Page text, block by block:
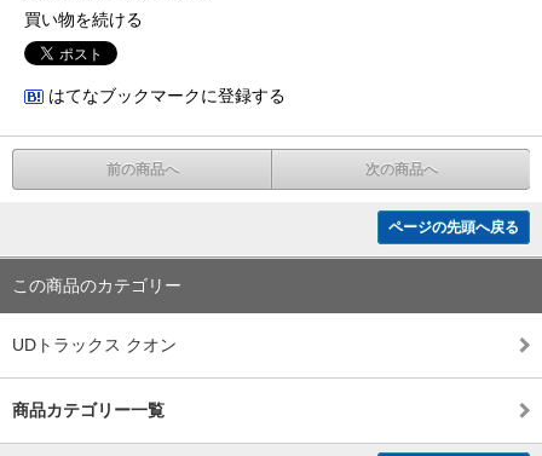
買い物を続ける
はてなブックマークに登録する
前の商品へ 次の商品へ
ページの先頭へ戻る
この商品のカテゴリー
UDトラックス クオン
商品カテゴリー一覧